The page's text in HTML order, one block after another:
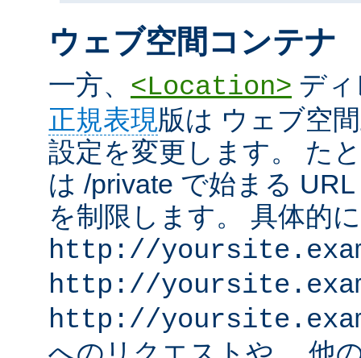
ウェブ空間コンテナ
一方、 <Location> デ
正規表現版は ウェブ空
設定を変更します。 た
は /private で始まる
を制限します。 具体的
http://
http://
http://